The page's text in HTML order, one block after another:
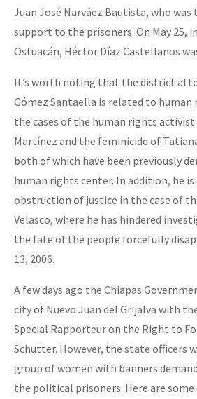
Juan José Narváez Bautista, who
support to the prisoners. On May 25,
Ostuacán, Héctor Díaz Castellanos
It’s worth noting that the district
Gómez Santaella is related to
the cases of the human rights
Martínez and the feminicide of
both of which have been previously
human rights center. In addition, he is
obstruction of justice in the case of
Velasco, where he has hindered
the fate of the people forcefully
13, 2006.
A few days ago the Chiapas
city of Nuevo Juan del Grijalva with
Special Rapporteur on the Right to
Schutter. However, the state officers
group of women with banners
the political prisoners. Here are